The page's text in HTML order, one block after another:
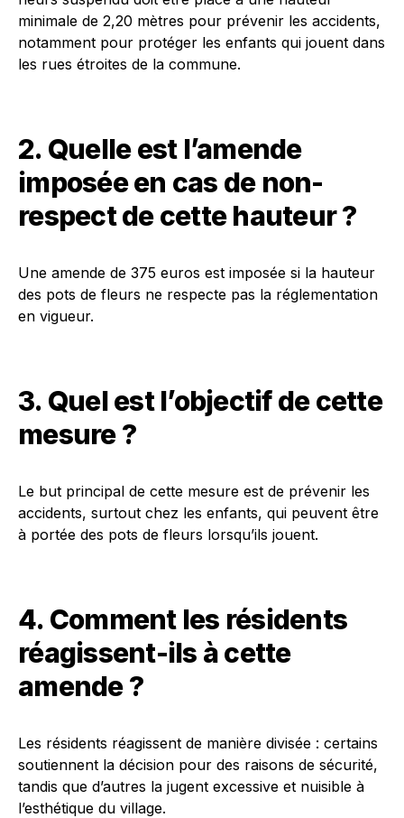
minimale de 2,20 mètres pour prévenir les accidents,
notamment pour protéger les enfants qui jouent dans
les rues étroites de la commune.
2. Quelle est l’amende
imposée en cas de non-
respect de cette hauteur ?
Une amende de 375 euros est imposée si la hauteur
des pots de fleurs ne respecte pas la réglementation
en vigueur.
3. Quel est l’objectif de cette
mesure ?
Le but principal de cette mesure est de prévenir les
accidents, surtout chez les enfants, qui peuvent être
à portée des pots de fleurs lorsqu’ils jouent.
4. Comment les résidents
réagissent-ils à cette
amende ?
Les résidents réagissent de manière divisée : certains
soutiennent la décision pour des raisons de sécurité,
tandis que d’autres la jugent excessive et nuisible à
l’esthétique du village.